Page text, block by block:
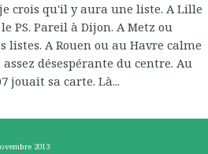
crois qu'il y aura une liste. A Lille
PS. Pareil à Dijon. A Metz ou
listes. A Rouen ou au Havre calme
désespérante du centre. Au
jouait sa carte. Là...
2013